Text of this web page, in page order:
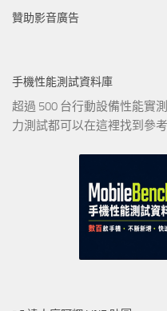
贊助影音廣告
手機性能測試資料庫
超過 500 台行動設備性能實
力測試都可以在這裡找到參考